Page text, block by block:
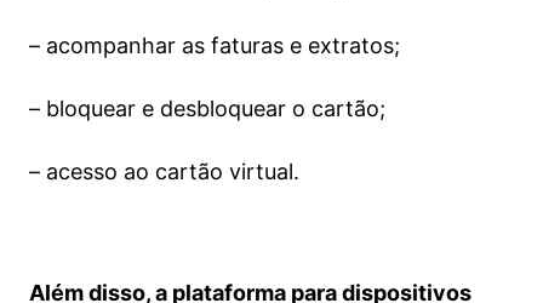
– acompanhar as faturas e extratos;
– bloquear e desbloquear o cartão;
– acesso ao cartão virtual.
Além disso, a plataforma para dispositivos